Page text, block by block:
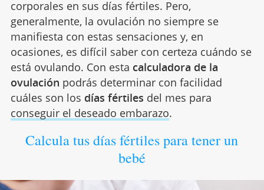
corporales en sus días fértiles. Pero,
generalmente, la ovulación no siempre se
manifiesta con estas sensaciones y, en
ocasiones, es difícil saber con certeza cuándo se
está ovulando. Con esta calculadora de la
ovulación podrás determinar con facilidad
cuáles son los días fértiles del mes para
conseguir el deseado embarazo.
Calcula tus días fértiles para tener un
bebé